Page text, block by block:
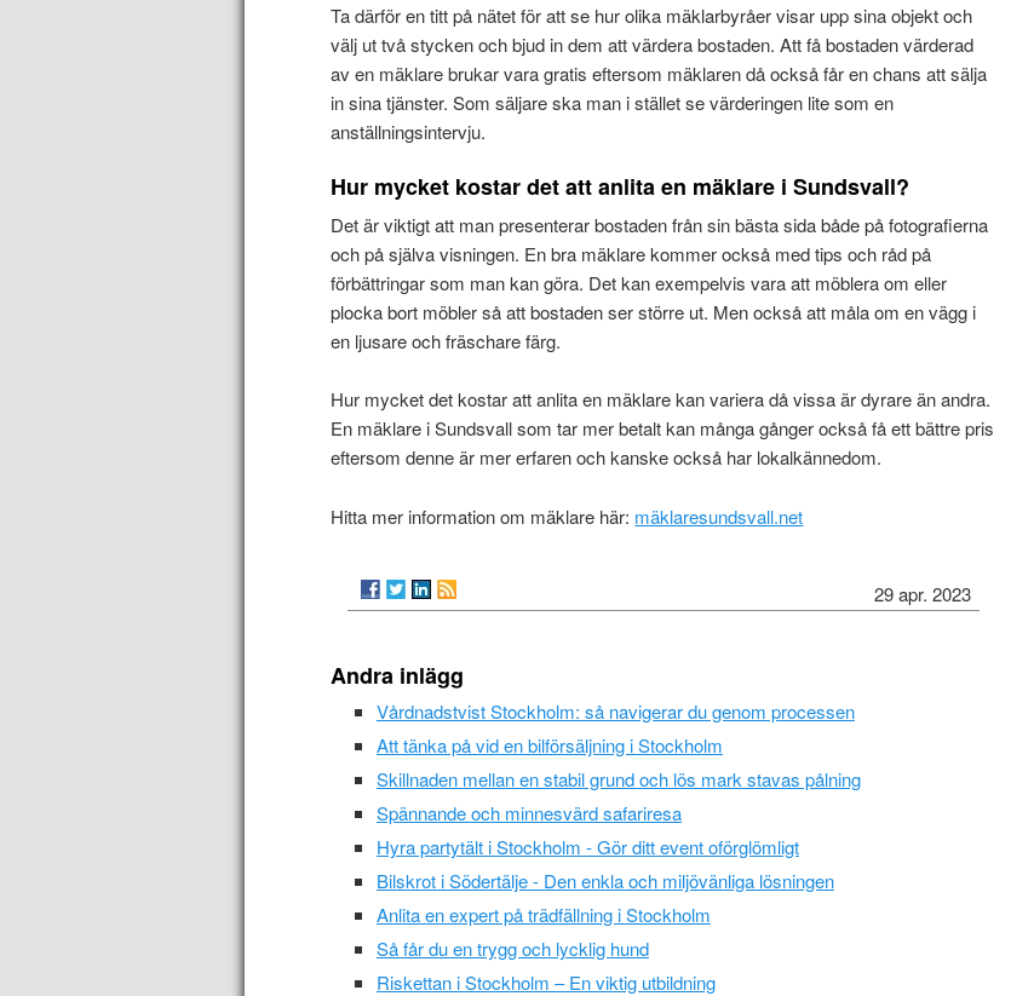
Ta därför en titt på nätet för att se hur olika mäklarbyråer visar upp sina objekt och
välj ut två stycken och bjud in dem att värdera bostaden. Att få bostaden värderad
av en mäklare brukar vara gratis eftersom mäklaren då också får en chans att sälja
in sina tjänster. Som säljare ska man i stället se värderingen lite som en
anställningsintervju.
Hur mycket kostar det att anlita en mäklare i Sundsvall?
Det är viktigt att man presenterar bostaden från sin bästa sida både på fotografierna
och på själva visningen. En bra mäklare kommer också med tips och råd på
förbättringar som man kan göra. Det kan exempelvis vara att möblera om eller
plocka bort möbler så att bostaden ser större ut. Men också att måla om en vägg i
en ljusare och fräschare färg.
Hur mycket det kostar att anlita en mäklare kan variera då vissa är dyrare än andra.
En mäklare i Sundsvall som tar mer betalt kan många gånger också få ett bättre pris
eftersom denne är mer erfaren och kanske också har lokalkännedom.
Hitta mer information om mäklare här: mäklaresundsvall.net
29 apr. 2023
Andra inlägg
Vårdnadstvist Stockholm: så navigerar du genom processen
Att tänka på vid en bilförsäljning i Stockholm
Skillnaden mellan en stabil grund och lös mark stavas pålning
Spännande och minnesvärd safariresa
Hyra partytält i Stockholm - Gör ditt event oförglömligt
Bilskrot i Södertälje - Den enkla och miljövänliga lösningen
Anlita en expert på trädfällning i Stockholm
Så får du en trygg och lycklig hund
Riskettan i Stockholm – En viktig utbildning